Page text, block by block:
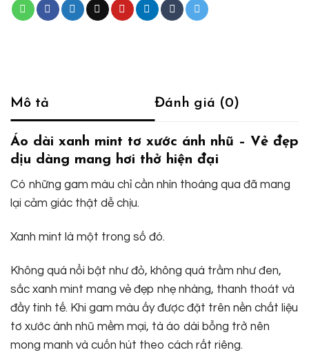
Mô tả Đánh giá (0)
Áo dài xanh mint tơ xước ánh nhũ – Vẻ đẹp
dịu dàng mang hơi thở hiện đại
Có những gam màu chỉ cần nhìn thoáng qua đã mang
lại cảm giác thật dễ chịu.
Xanh mint là một trong số đó.
Không quá nổi bật như đỏ, không quá trầm như đen,
sắc xanh mint mang vẻ đẹp nhẹ nhàng, thanh thoát và
đầy tinh tế. Khi gam màu ấy được đặt trên nền chất liệu
tơ xước ánh nhũ mềm mại, tà áo dài bỗng trở nên
mong manh và cuốn hút theo cách rất riêng.